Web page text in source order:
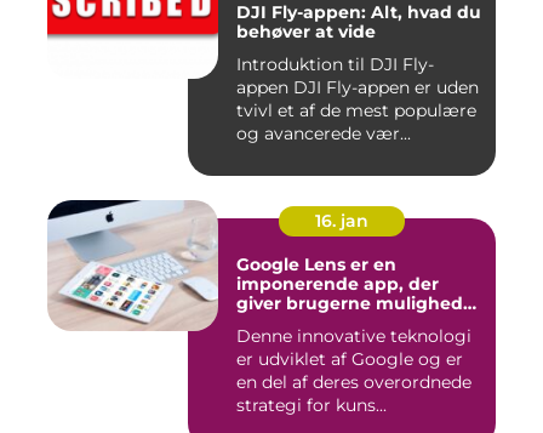
DJI Fly-appen: Alt, hvad du
behøver at vide
Introduktion til DJI Fly-
appen DJI Fly-appen er uden
tvivl et af de mest populære
og avancerede vær...
16. jan
Google Lens er en
imponerende app, der
giver brugerne mulighed
om de ting, de ser, ved blot
at bruge kameraet på
deres smartphone
Denne innovative teknologi
er udviklet af Google og er
en del af deres overordnede
strategi for kuns...